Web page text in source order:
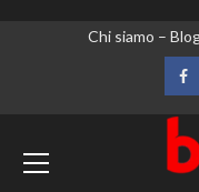
Chi siamo –